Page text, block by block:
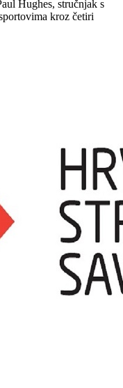
Hughes, stručnjak s
kroz četiri